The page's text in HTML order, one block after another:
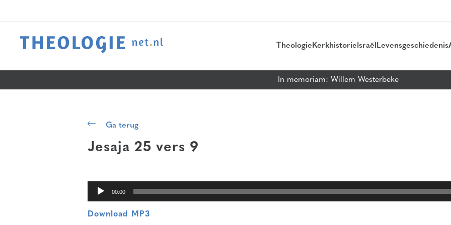
Theologie Kerkhistorie Israël Levensgeschiedenis
In memoriam: Willem Westerbeke
Ga terug
Jesaja 25 vers 9
00:00
Download MP3